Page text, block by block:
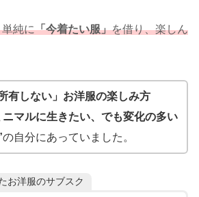
純に「今着たい服」を借り、楽しん
所有しない」お洋服の楽しみ方
ニマルに生きたい、でも変化の多い
の自分にあっていました。
お洋服のサブスク